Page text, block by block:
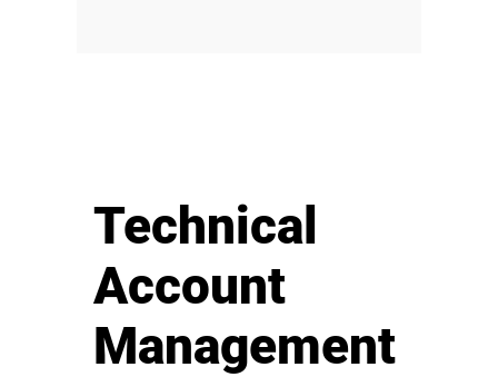
Technical
Account
Management